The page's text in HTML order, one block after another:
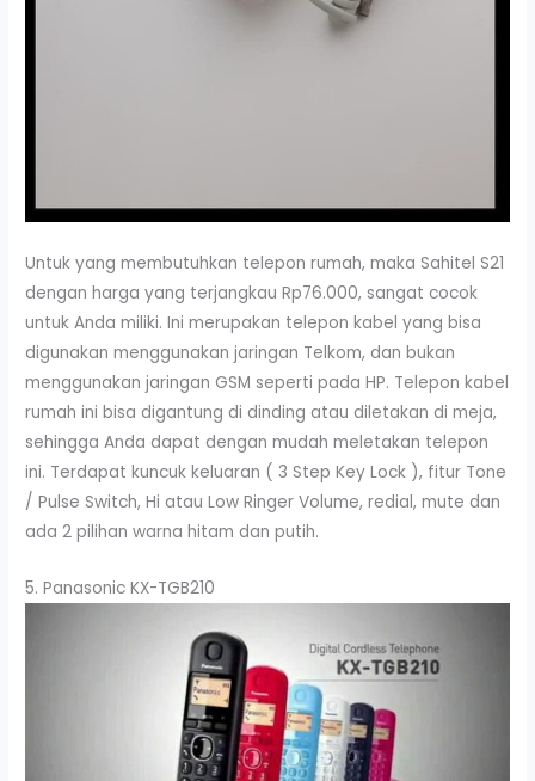
Untuk yang membutuhkan telepon rumah, maka Sahitel S21
dengan harga yang terjangkau Rp76.000, sangat cocok
untuk Anda miliki. Ini merupakan telepon kabel yang bisa
digunakan menggunakan jaringan Telkom, dan bukan
menggunakan jaringan GSM seperti pada HP. Telepon kabel
rumah ini bisa digantung di dinding atau diletakan di meja,
sehingga Anda dapat dengan mudah meletakan telepon
ini. Terdapat kuncuk keluaran ( 3 Step Key Lock ), fitur Tone
/ Pulse Switch, Hi atau Low Ringer Volume, redial, mute dan
ada 2 pilihan warna hitam dan putih.
5. Panasonic KX-TGB210